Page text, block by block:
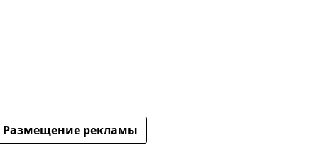
Размещение рекламы